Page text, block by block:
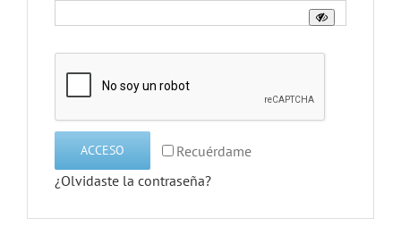
Recuérdame
ACCESO
¿Olvidaste la contraseña?